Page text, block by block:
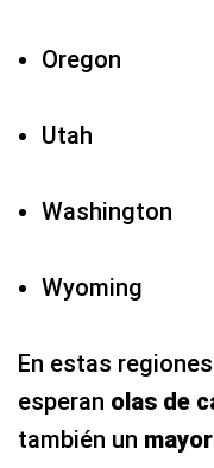
Oregon
Utah
Washington
Wyoming
En estas
esperan olas de
también un